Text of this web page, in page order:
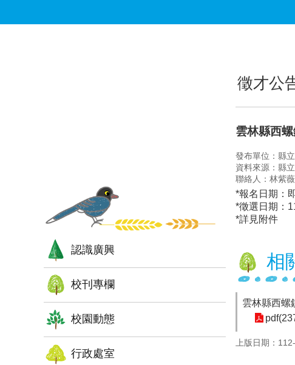
認識廣興
校刊專欄
校園動態
行政處室
徵才公
雲林縣西
發布單位：縣
資料來源：縣
聯絡人：林紫薇
*報名日期：
*徵選日期：
*詳見附件
相
雲林縣西螺
上版日期：